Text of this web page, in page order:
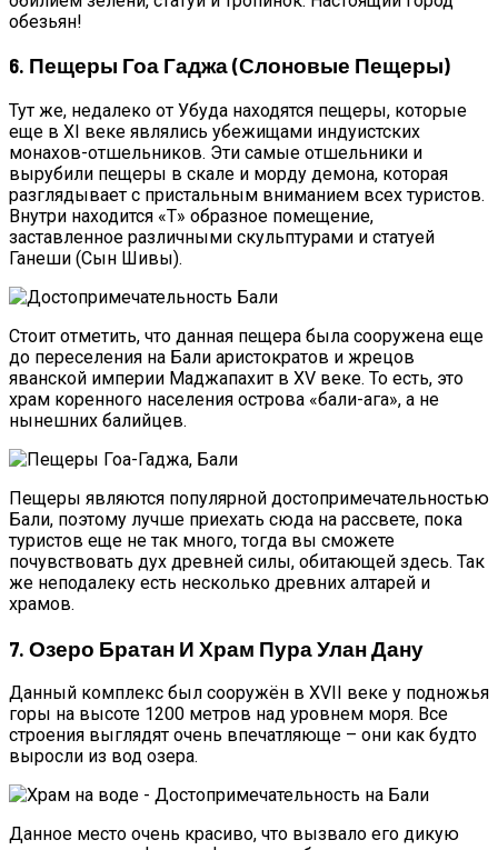
обезьян!
6. Пещеры Гоа Гаджа (Слоновые Пещеры)
Тут же, недалеко от Убуда находятся пещеры, которые
еще в XI веке являлись убежищами индуистских
монахов-отшельников. Эти самые отшельники и
вырубили пещеры в скале и морду демона, которая
разглядывает с пристальным вниманием всех туристов.
Внутри находится «Т» образное помещение,
заставленное различными скульптурами и статуей
Ганеши (Сын Шивы).
Стоит отметить, что данная пещера была сооружена еще
до переселения на Бали аристократов и жрецов
яванской империи Маджапахит в XV веке. То есть, это
храм коренного населения острова «бали-ага», а не
нынешних балийцев.
Пещеры являются популярной достопримечательностью
Бали, поэтому лучше приехать сюда на рассвете, пока
туристов еще не так много, тогда вы сможете
почувствовать дух древней силы, обитающей здесь. Так
же неподалеку есть несколько древних алтарей и
храмов.
7. Озеро Братан И Храм Пура Улан Дану
Данный комплекс был сооружён в XVII веке у подножья
горы на высоте 1200 метров над уровнем моря. Все
строения выглядят очень впечатляюще – они как будто
выросли из вод озера.
Данное место очень красиво, что вызвало его дикую